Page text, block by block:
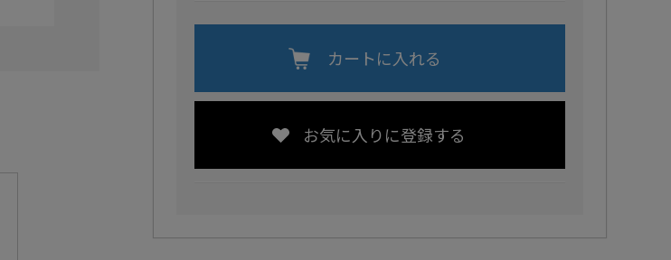
カートに入れる
お気に入りに登録する